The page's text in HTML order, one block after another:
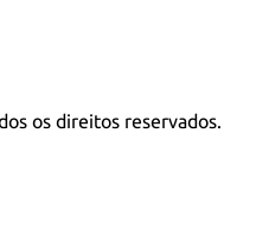
os direitos reservados.